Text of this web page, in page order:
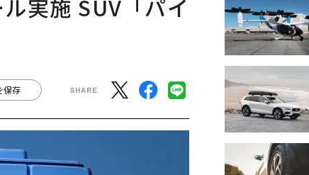
実施 SUV「パイ
保存